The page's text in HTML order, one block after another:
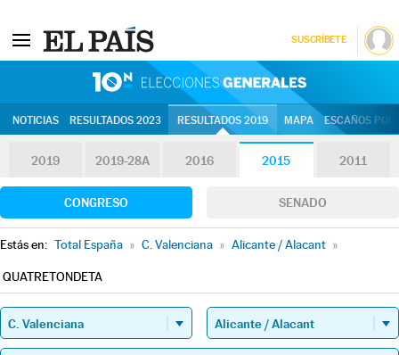
SUSCRÍBETE
NOTICIAS RESULTADOS 2023 RESULTADOS 2019 MAPA ESCAÑOS
2019 2019-28A 2016 2015 2011
CONGRESO SENADO
Estás en: Total España » C. Valenciana » Alicante / Alacant »
QUATRETONDETA